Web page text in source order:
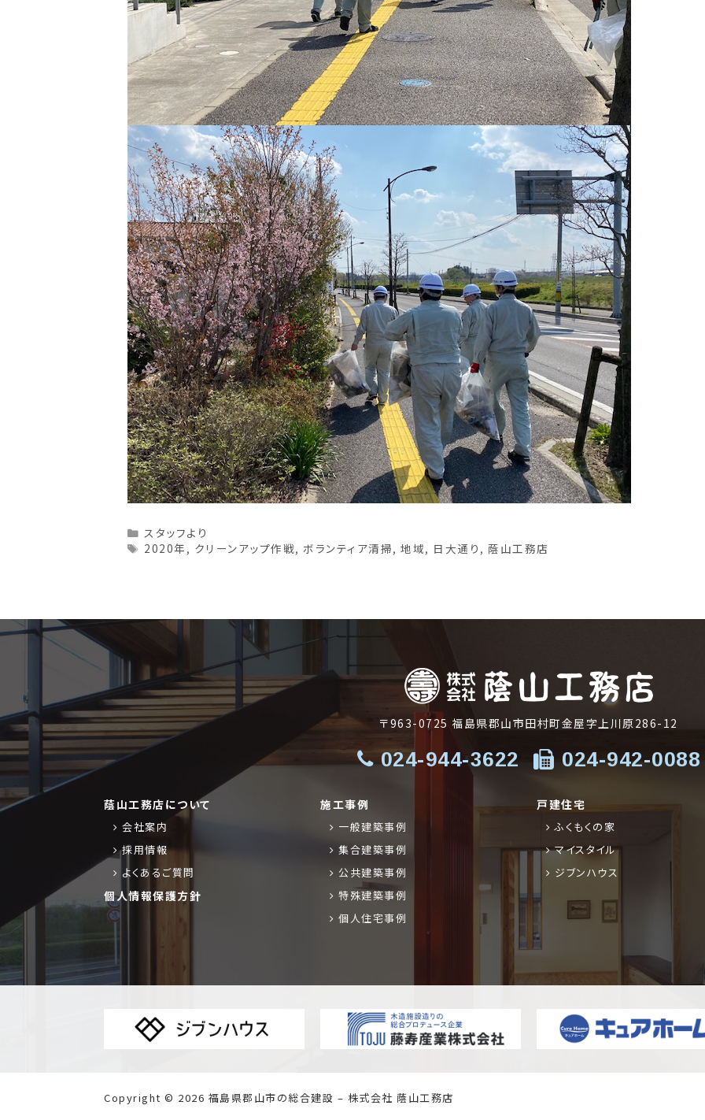
Categories
スタッフより
Tags
2020年 , クリーンアップ作戦, ボランティア清掃,地域, 日大通り ,蔭山工務店
〒963-0725福島県郡山市田村町金屋字上川原286-12
024-944-3622 024-942-0088
蔭山工務店について
会社案内
採用情報
よくあるご質問
個人情報保護方針
施工事例
一般建築事例
集合建築事例
公共建築事例
特殊建築事例
個人住宅事例
戸建住宅
ふくもくの家
マイスタイル
ジブンハウス
Copyright © 2026 福島県郡山市の総合建設 – 株式会社 蔭山工務店